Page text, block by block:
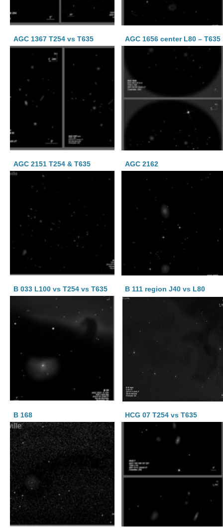
AGC 1367 T254 vs T635 AGC 1656 center L80 – T635
AGC 2151 T254 & T635 AGC 2162
B 033 L100 vs T254 vs T635 B 111 region J40 vs L80
B 168 HCG 07 T254 vs T635